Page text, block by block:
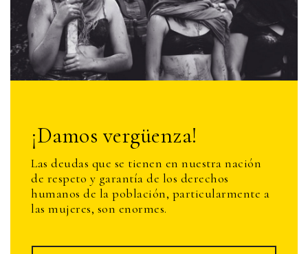
¡Damos vergüenza!
Las deudas que se tienen en nuestra nación
de respeto y garantía de los derechos
humanos de la población, particularmente a
las mujeres, son enormes.